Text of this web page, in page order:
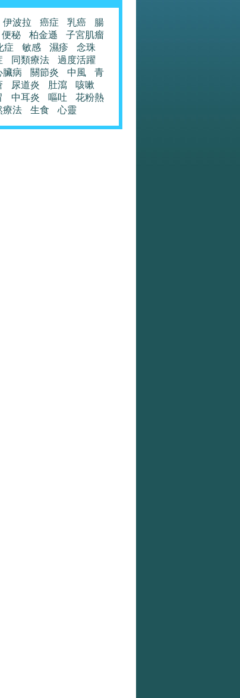
伊波拉 癌症 乳癌
腸
便秘 柏金遜
子宮肌瘤
症
敏感 濕疹
念珠
同類療法
過度活躍
臟病 關節炎 中風
青
尿道炎 肚瀉
咳嗽
中耳炎 嘔吐
花粉熱
療法 生食 心靈